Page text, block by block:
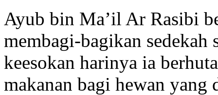
Ayub bin Ma’il Ar Rasibi
membagi-bagikan
keesokan harinya ia
makanan bagi hewan yang